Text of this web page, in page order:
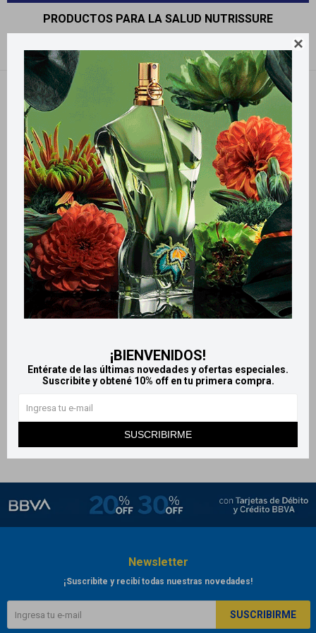

¡BIENVENIDOS!
Entérate de las últimas novedades y ofertas especiales.
Suscribite y obtené 10% off en tu primera compra.
SUSCRIBIRME
PRODUCTOS PARA LA SALUD NUTRISSURE
Recomendados
Filtrando por: Nutrissure
LlegaMAÑANA
LlegaMAÑANA
polvo sabor vainilla 800g
$ 1.992
LlegaMAÑANA
LlegaMAÑANA
Advance - 400G
$ 1.103
Newsletter
¡Suscribite y recibí todas nuestras novedades!
SUSCRIBIRME